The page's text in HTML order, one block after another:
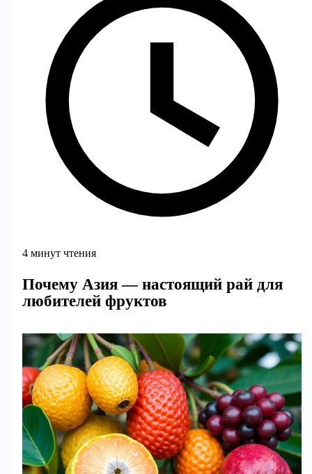
4 минут чтения
Почему Азия — настоящий рай для
любителей фруктов